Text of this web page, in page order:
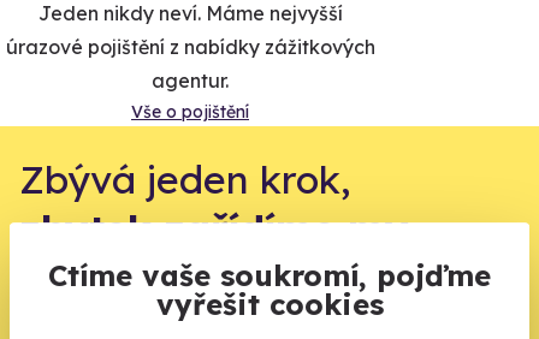
Ctíme vaše soukromí, pojďme
vyřešit cookies
Jeden nikdy neví. Máme nejvyšší
úrazové pojištění z nabídky zážitkových
agentur.
Vše o pojištění
Zbývá jeden krok,
zbytek zařídíme my
Váš e-mail je vstupenka do světa, kde se žije naplno. Pojďte